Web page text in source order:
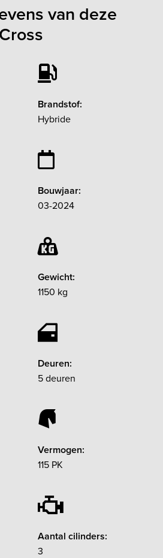
van deze
Brandstof:
Hybride
Bouwjaar:
03-2024
Gewicht:
1150 kg
Deuren:
5 deuren
Vermogen:
115 PK
Aantal cilinders:
3